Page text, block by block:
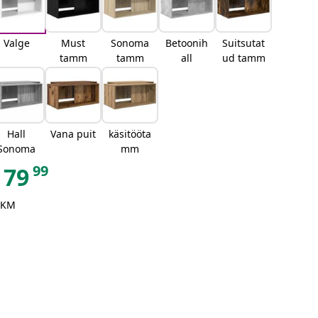
Valge
Must
tamm
Sonoma
tamm
Betoonih
all
Suitsutat
ud tamm
Hall
Vana puit
käsitööta
mm
7999